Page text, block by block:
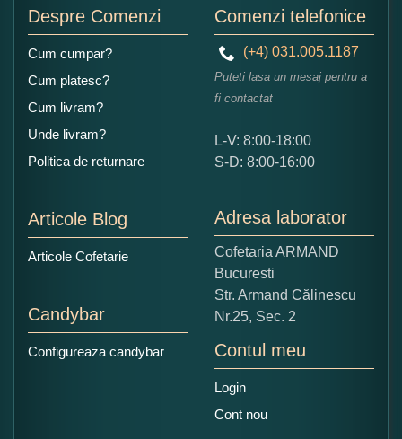
Ce nota acordati acestui produs?
5
Copiati alaturi numarul din imagine:
Despre Comenzi
Cum cumpar?
Cum platesc?
Cum livram?
Unde livram?
Politica de returnare
Articole Blog
Articole Cofetarie
Candybar
Configureaza candybar
Comenzi telefonice
(+4) 031.005.1187
Puteti lasa un mesaj pentru a
fi contactat
L-V: 8:00-18:00
S-D: 8:00-16:00
Adresa laborator
Cofetaria ARMAND
Bucuresti
Str. Armand Călinescu
Nr.25, Sec. 2
Contul meu
Login
Cont nou